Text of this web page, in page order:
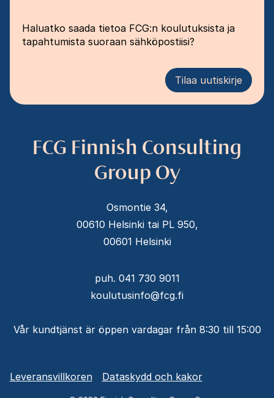
Haluatko saada tietoa FCG:n koulutuksista ja
tapahtumista suoraan sähköpostiisi?
Tilaa uutiskirje
FCG Finnish Consulting
Group Oy
Osmontie 34,
00610 Helsinki tai PL 950,
00601 Helsinki
puh. 041 730 9011
koulutusinfo@fcg.fi
Vår kundtjänst är öppen vardagar från 8:30 till 15:00
Alavalikko
Leveransvillkoren Dataskydd och kakor